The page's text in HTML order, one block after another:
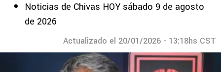
Noticias de Chivas HOY sábado 9 de agosto
de 2026
Actualizado el 20/01/2026 - 13:18hs CST